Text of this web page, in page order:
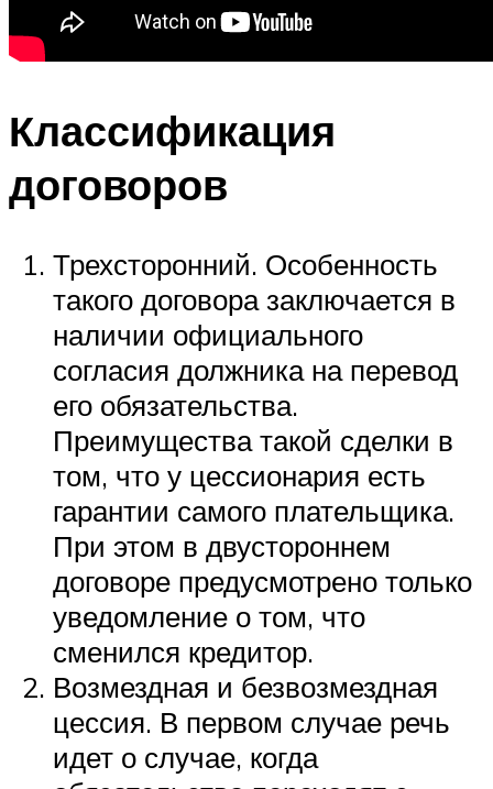
Классификация
договоров
Трехсторонний. Особенность
такого договора заключается в
наличии официального
согласия должника на перевод
его обязательства.
Преимущества такой сделки в
том, что у цессионария есть
гарантии самого плательщика.
При этом в двустороннем
договоре предусмотрено только
уведомление о том, что
сменился кредитор.
Возмездная и безвозмездная
цессия. В первом случае речь
идет о случае, когда